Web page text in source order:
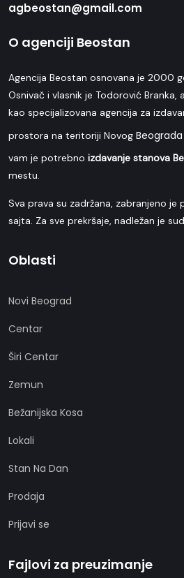
agbeostan@gmail.com
O agenciji Beostan
Agencija Beostan osnovana je 2000
Osnivač i vlasnik je Todorović Branka,
kao specijalizovana agencija za
prostora na teritoriji Novog Beograda
vam je potrebno izdavanje stanova
mestu.
Sva prava su zadržana, zabranjeno je
sajta. Za sve prekršaje, nadležan je
Oblasti
Novi Beograd
Centar
Širi Centar
Zemun
Bežanijska Kosa
Lokali
Stan Na Dan
Prodaja
Prijavi se
Fajlovi za preuzimanje